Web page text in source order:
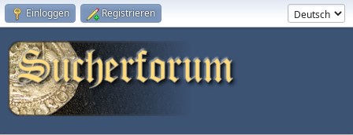
Einloggen Registrieren